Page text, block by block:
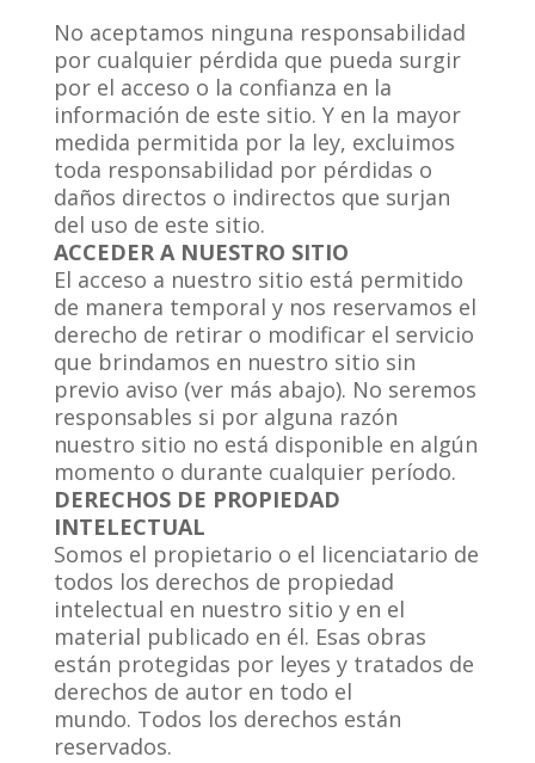
No aceptamos ninguna responsabilidad
por cualquier pérdida que pueda surgir
por el acceso o la confianza en la
información de este sitio. Y en la mayor
medida permitida por la ley, excluimos
toda responsabilidad por pérdidas o
daños directos o indirectos que surjan
del uso de este sitio.
ACCEDER A NUESTRO SITIO
El acceso a nuestro sitio está permitido
de manera temporal y nos reservamos el
derecho de retirar o modificar el servicio
que brindamos en nuestro sitio sin
previo aviso (ver más abajo). No seremos
responsables si por alguna razón
nuestro sitio no está disponible en algún
momento o durante cualquier período.
DERECHOS DE PROPIEDAD
INTELECTUAL
Somos el propietario o el licenciatario de
todos los derechos de propiedad
intelectual en nuestro sitio y en el
material publicado en él. Esas obras
están protegidas por leyes y tratados de
derechos de autor en todo el
mundo. Todos los derechos están
reservados.